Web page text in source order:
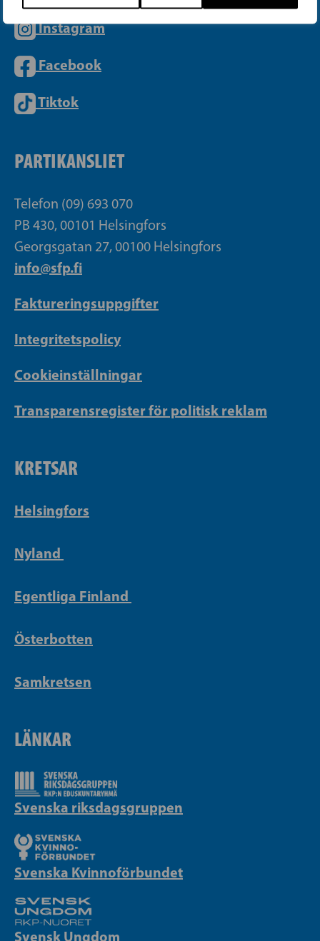
Instagram
Facebook
Tiktok
PARTIKANSLIET
Telefon (09) 693 070
PB 430, 00101 Helsingfors
Georgsgatan 27, 00100 Helsingfors
info@sfp.fi
Faktureringsuppgifter
Integritetspolicy
Cookieinställningar
Transparensregister för politisk reklam
KRETSAR
Helsingfors
Nyland
Egentliga Finland
Österbotten
Samkretsen
LÄNKAR
Svenska riksdagsgruppen
Svenska Kvinnoförbundet
Svensk Ungdom